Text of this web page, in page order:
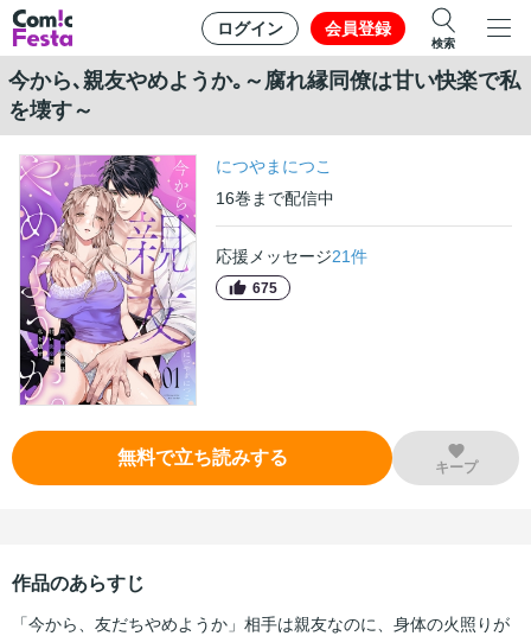
ログイン 会員登録
検索
今から､親友やめようか｡～腐れ縁同僚は甘い快楽で私
を壊す～
につやまにつこ
16巻 まで配信中
応援メッセージ21件
675
無料で立ち読みする キープ
作品のあらすじ
「今から、友だちやめようか」相手は親友なのに、身体の火照りが